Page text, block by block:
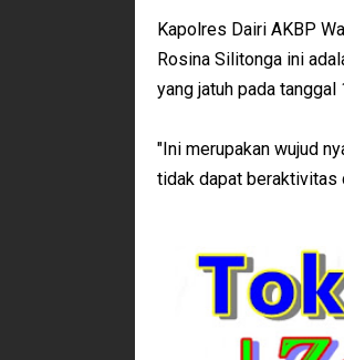
Kapolres Dairi AKBP
Rosina Silitonga ini
yang jatuh pada
"Ini merupakan wujud
tidak dapat beraktivitas